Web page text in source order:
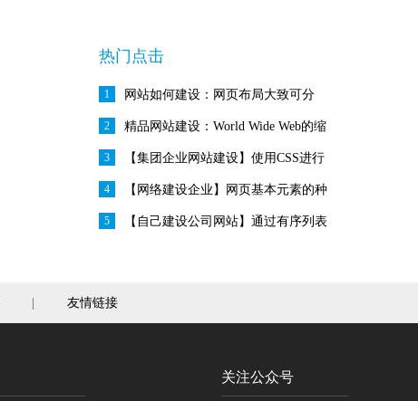
热门点击
1 网站如何建设：网页布局大致可分
为“国”字型、拐角型、框架型、封面
型、Flash型、变化型等几种
2 精品网站建设：World Wide Web的缩
写，又称3W或Web，中文译名为“万
维网”。
3 【集团企业网站建设】使用CSS进行
文字、排版、边界等设置
4 【网络建设企业】网页基本元素的种
类和特点
5 【自己建设公司网站】通过有序列表
友情链接
关注公众号